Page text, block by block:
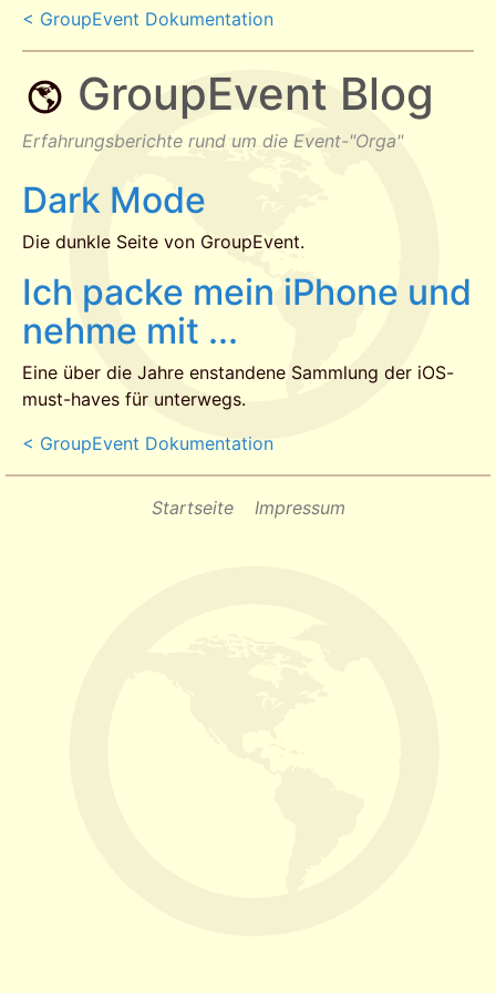
< GroupEvent Dokumentation
GroupEvent Blog
Erfahrungsberichte rund um die Event-"Orga"
Dark Mode
Die dunkle Seite von GroupEvent.
Ich packe mein iPhone und
nehme mit ...
Eine über die Jahre enstandene Sammlung der iOS-
must-haves für unterwegs.
< GroupEvent Dokumentation
Startseite Impressum